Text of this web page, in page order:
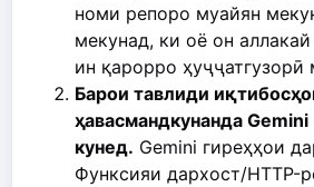
номи репоро муайян
мекунад, ки оё он
ин қарорро ҳуҷҷатгузорӣ
Барои тавлиди
ҳавасмандкунанда
кунед. Gemini гиреҳҳои
Функсияи дархост/HTTP-